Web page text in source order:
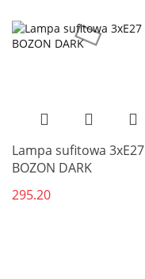
Lampa sufitowa 3xE27
BOZON DARK
295.20